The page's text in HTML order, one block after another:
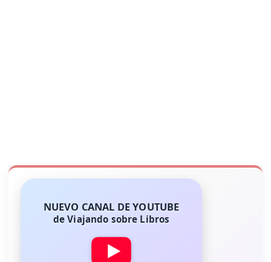
NUEVO CANAL DE YOUTUBE
de Viajando sobre Libros